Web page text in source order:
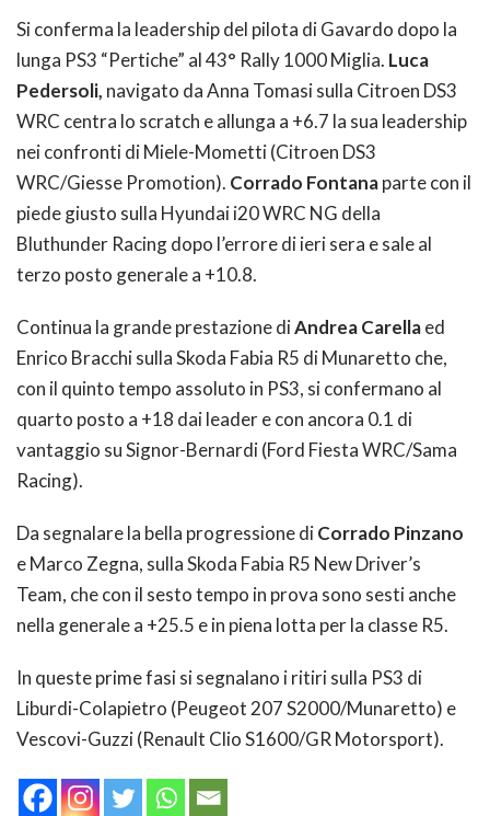
Si conferma la leadership del pilota di Gavardo dopo la
lunga PS3 “Pertiche” al 43° Rally 1000 Miglia. Luca
Pedersoli, navigato da Anna Tomasi sulla Citroen DS3
WRC centra lo scratch e allunga a +6.7 la sua leadership
nei confronti di Miele-Mometti (Citroen DS3
WRC/Giesse Promotion). Corrado Fontanaparte con il
piede giusto sulla Hyundai i20 WRC NG della
Bluthunder Racing dopo l’errore di ieri sera e sale al
terzo posto generale a +10.8.
Continua la grande prestazione diAndrea Carellaed
Enrico Bracchi sulla Skoda Fabia R5 di Munaretto che,
con il quinto tempo assoluto in PS3, si confermano al
quarto posto a +18 dai leader e con ancora 0.1 di
vantaggio su Signor-Bernardi (Ford Fiesta WRC/Sama
Racing).
Da segnalare la bella progressione diCorrado Pinzano
e Marco Zegna, sulla Skoda Fabia R5 New Driver’s
Team, che con il sesto tempo in prova sono sesti anche
nella generale a +25.5 e in piena lotta per la classe R5.
In queste prime fasi si segnalano i ritiri sulla PS3 di
Liburdi-Colapietro (Peugeot 207 S2000/Munaretto) e
Vescovi-Guzzi (Renault Clio S1600/GR Motorsport).